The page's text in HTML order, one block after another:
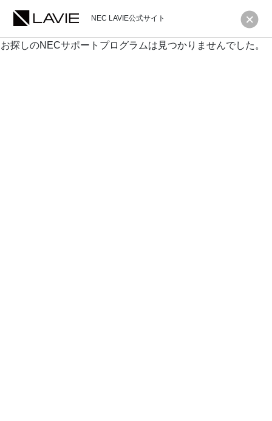
NEC LAVIE公式サイト
お探しのNECサポートプログラムは見つかりませんでした。